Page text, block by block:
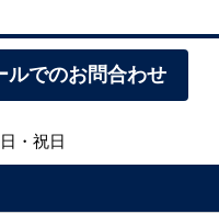
ルでのお問合わせ
・祝日